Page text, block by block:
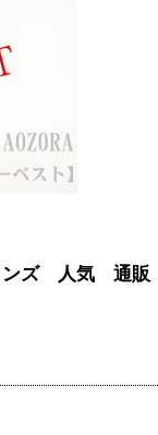
ンズ 人気 通販